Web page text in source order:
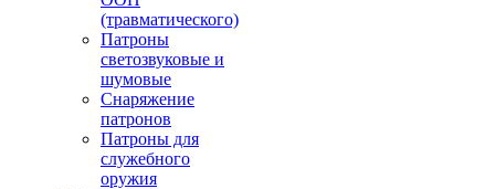
(травматического)
Патроны
светозвуковые и
шумовые
Снаряжение
патронов
Патроны для
служебного
оружия